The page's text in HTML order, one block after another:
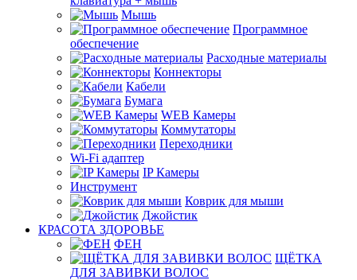
Мышь
Программное
обеспечение
Расходные материалы
Коннекторы
Кабели
Бумага
WEB Камеры
Коммутаторы
Переходники
Wi-Fi адаптер
IP Камеры
Инструмент
Коврик для мыши
Джойстик
КРАСОТА ЗДОРОВЬЕ
ФЕН
ЩЁТКА
ДЛЯ ЗАВИВКИ ВОЛОС